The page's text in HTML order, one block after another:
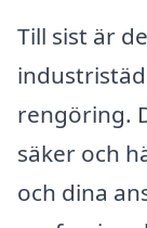
Till sist är
rengöring.
säker och
och dina